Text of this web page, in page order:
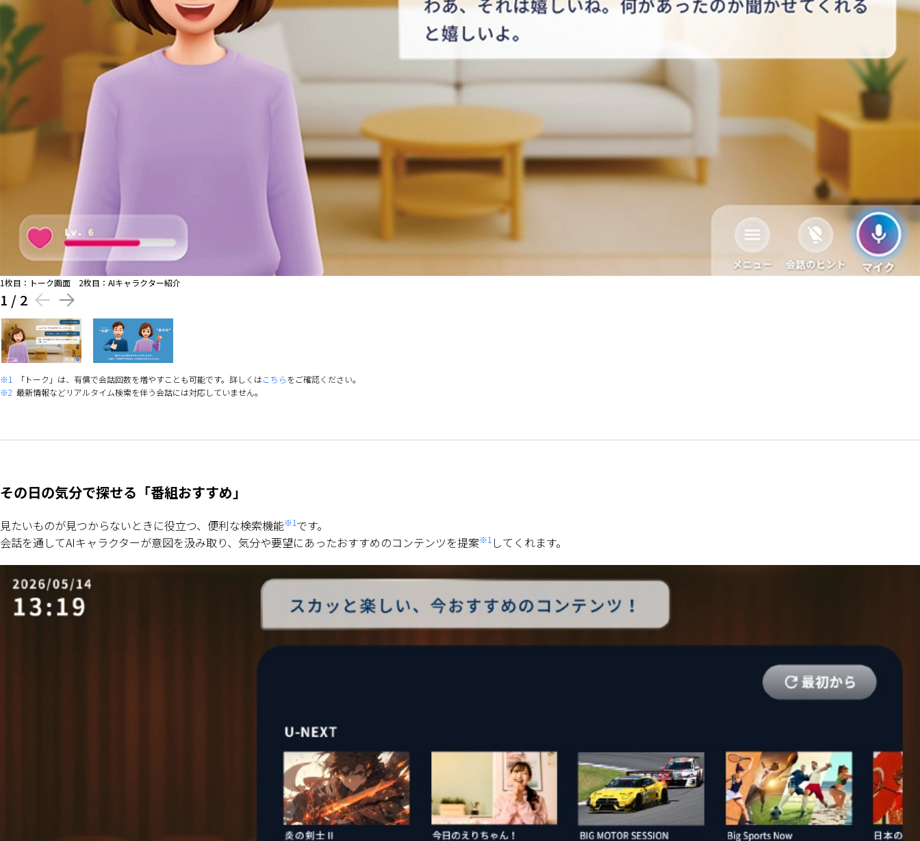
1枚目：トーク画面 2枚目：AIキャラクター紹介
1 / 2
※1 「トーク」は、有償で会話回数を増やすことも可能です。詳しくはこちらをご確認ください。
※2 最新情報などリアルタイム検索を伴う会話には対応していません。
その日の気分で探せる「番組おすすめ」
見たいものが見つからないときに役立つ、便利な検索機能※1です。
会話を通してAIキャラクターが意図を汲み取り、気分や要望にあったおすすめのコンテンツを提案※1 してくれます。